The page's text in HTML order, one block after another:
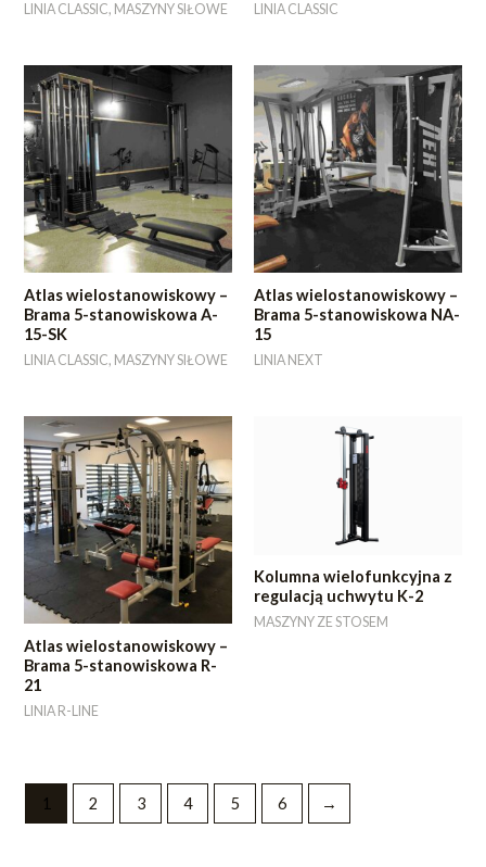
LINIA CLASSIC, MASZYNY SIŁOWE LINIA CLASSIC
Atlas wielostanowiskowy –
Brama 5-stanowiskowa A-
15-SK
LINIA CLASSIC, MASZYNY SIŁOWE
Atlas wielostanowiskowy –
Brama 5-stanowiskowa NA-
15
LINIA NEXT
Atlas wielostanowiskowy –
Brama 5-stanowiskowa R-
21
LINIA R-LINE
Kolumna wielofunkcyjna z
regulacją uchwytu K-2
MASZYNY ZE STOSEM
1 2 3 4 5 6 →